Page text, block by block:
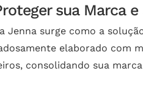
sua Marca
surge como a
elaborado com
consolidando sua